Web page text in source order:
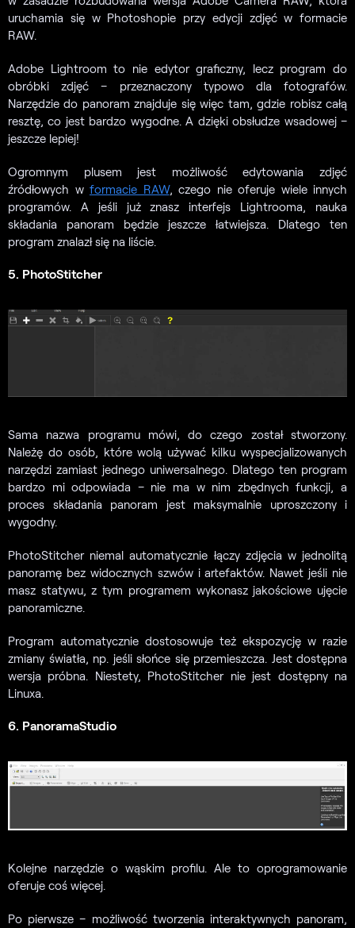
uruchamia się w Photoshopie przy edycji zdjęć w formacie
RAW.
Adobe Lightroom to nie edytor graficzny, lecz program do
obróbki zdjęć – przeznaczony typowo dla fotografów.
Narzędzie do panoram znajduje się więc tam, gdzie robisz całą
resztę, co jest bardzo wygodne. A dzięki obsłudze wsadowej –
jeszcze lepiej!
Ogromnym plusem jest możliwość edytowania zdjęć
źródłowych w formacie RAW, czego nie oferuje wiele innych
programów. A jeśli już znasz interfejs Lightrooma, nauka
składania panoram będzie jeszcze łatwiejsza. Dlatego ten
program znalazł się na liście.
5. PhotoStitcher
Sama nazwa programu mówi, do czego został stworzony.
Należę do osób, które wolą używać kilku wyspecjalizowanych
narzędzi zamiast jednego uniwersalnego. Dlatego ten program
bardzo mi odpowiada – nie ma w nim zbędnych funkcji, a
proces składania panoram jest maksymalnie uproszczony i
wygodny.
PhotoStitcher niemal automatycznie łączy zdjęcia w jednolitą
panoramę bez widocznych szwów i artefaktów. Nawet jeśli nie
masz statywu, z tym programem wykonasz jakościowe ujęcie
panoramiczne.
Program automatycznie dostosowuje też ekspozycję w razie
zmiany światła, np. jeśli słońce się przemieszcza. Jest dostępna
wersja próbna. Niestety, PhotoStitcher nie jest dostępny na
Linuxa.
6. PanoramaStudio
Kolejne narzędzie o wąskim profilu. Ale to oprogramowanie
oferuje coś więcej.
Po pierwsze – możliwość tworzenia interaktywnych panoram,